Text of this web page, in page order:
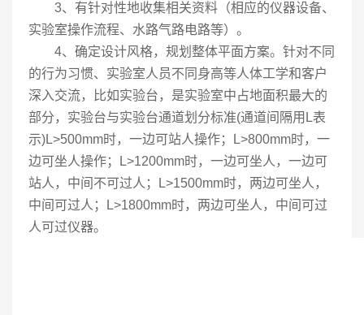
3、有针对性地收集相关资料（相应的仪器设备、
实验室操作流程、水路气路电路等）。
4、确定设计风格，规划整体平面方案。针对不同
的行为习惯、实验室人员不同身高等人体工学和客户
深入交流，比如实验台，是实验室中占地面积最大的
部分，实验台与实验台通道划分标准(通道间隔用L表
示)L>500mm时，一边可站人操作；L>800mm时，一
边可坐人操作；L>1200mm时，一边可坐人，一边可
站人，中间不可过人；L>1500mm时，两边可坐人，
中间可过人；L>1800mm时，两边可坐人，中间可过
人可过仪器。